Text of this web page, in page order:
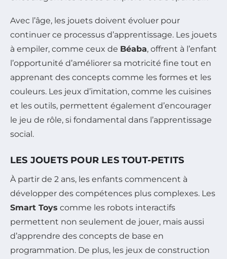
Avec l’âge, les jouets doivent évoluer pour
continuer ce processus d’apprentissage. Les jouets
à empiler, comme ceux de Béaba, offrent à l’enfant
l’opportunité d’améliorer sa motricité fine tout en
apprenant des concepts comme les formes et les
couleurs. Les jeux d’imitation, comme les cuisines
et les outils, permettent également d’encourager
le jeu de rôle, si fondamental dans l’apprentissage
social.
LES JOUETS POUR LES TOUT-PETITS
À partir de 2 ans, les enfants commencent à
développer des compétences plus complexes. Les
Smart Toys comme les robots interactifs
permettent non seulement de jouer, mais aussi
d’apprendre des concepts de base en
programmation. De plus, les jeux de construction